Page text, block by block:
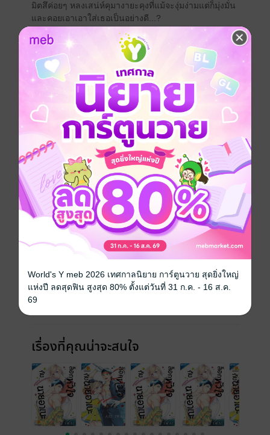
มิตสึค่อยๆ หลงเสน่ห์คุมางายะคุงที่แม้จะงุ่มง่ามแต่ก็มุ่งมั่น
และคอยเอาเอาใส่เธอเป็นอย่างดี...?
การ์ตูนญี่ปุ่น การ์ตูนผู้หญิง
ซีรีส์ คุณหมีป่วนขอกวนหัวใจ (รายตอน)
ประเภทไฟล์ pdf
วันที่วางขาย 21 พฤษภาคม 2564
ความยาว 34 หน้า
ราคาปก 20 บาท (ประหยัด 50%)
เล่มอื่นๆ ในซีรีส์ ดูทั้งหมด
เรื่องที่คุณน่าจะสนใจ
World's Y meb 2026 เทศกาลนิยาย การ์ตูนวาย สุดยิ่งใหญ่
แห่งปี ลดสุดฟิน สูงสุด 80% ตั้งแต่วันที่ 31 ก.ค. - 16 ส.ค.
69